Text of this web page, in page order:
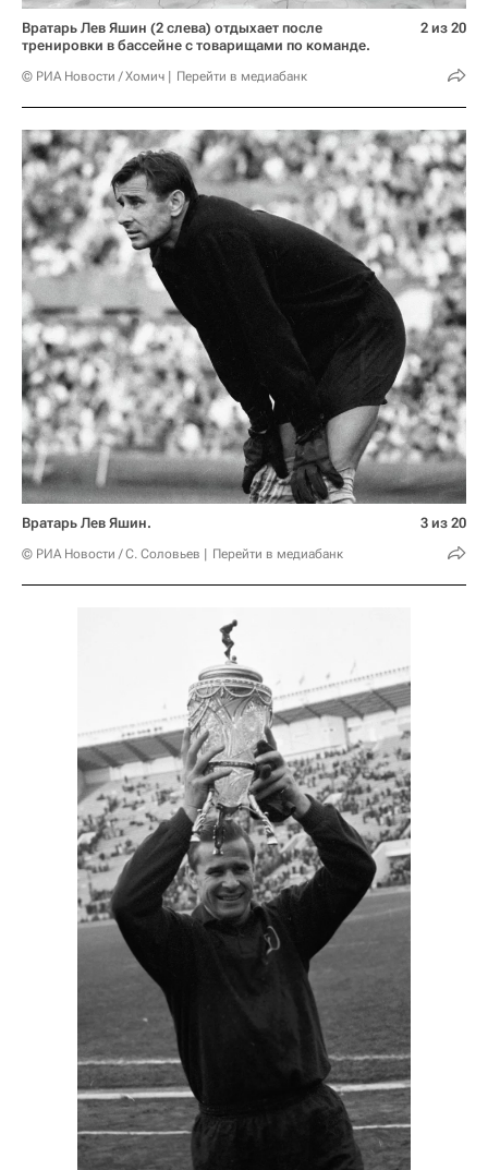
Вратарь Лев Яшин (2 слева) отдыхает после
тренировки в бассейне с товарищами по команде.
© РИА Новости / Хомич Перейти в медиабанк
2 из 20
Вратарь Лев Яшин.
© РИА Новости / С. Соловьев Перейти в медиабанк
3 из 20